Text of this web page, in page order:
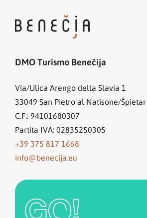
DMO Turismo Benečija
Via/Ulica Arengo della Slavia 1
33049 San Pietro al Natisone/Špietar
C.F.: 94101680307
Partita IVA: 02835250305
+39 375 817 1668
info@benecija.eu